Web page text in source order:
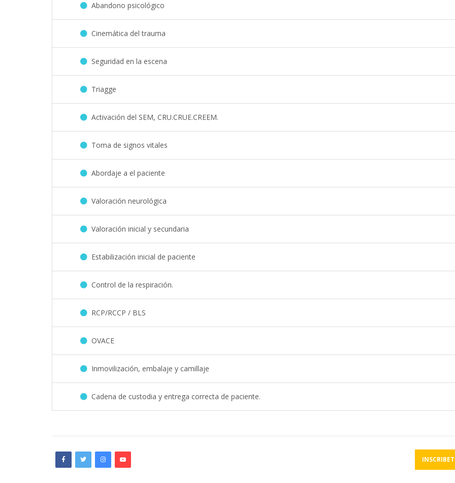
Abandono psicológico
Cinemática del trauma
Seguridad en la escena
Triagge
Activación del SEM, CRU.CRUE.CREEM.
Toma de signos vitales
Abordaje a el paciente
Valoración neurológica
Valoración inicial y secundaria
Estabilización inicial de paciente
Control de la respiración.
RCP/RCCP / BLS
OVACE
Inmovilización, embalaje y camillaje
Cadena de custodia y entrega correcta de paciente.